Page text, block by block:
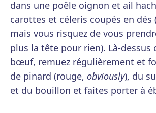
dans une poêle oignon et ail
carottes et céleris coupés en dés
mais vous risquez de vous
plus la tête pour rien). Là-dessus
bœuf, remuez régulièrement et
de pinard (rouge, obviously), du
et du bouillon et faites porter à